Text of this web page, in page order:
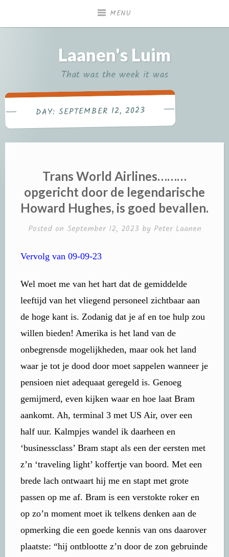
MENU
Laanen's Luim
That was the week it was
DAY:SEPTEMBER 12, 2023
Trans World Airlines………
opgericht door de legendarische
Howard Hughes, is goed bevallen.
Posted on September 12, 2023 by Peter Laanen
Vervolg van 09-09-23
Wel moet me van het hart dat de gemiddelde
leeftijd van het vliegend personeel zichtbaar aan
de hoge kant is. Zodanig dat je af en toe hulp zou
willen bieden! Amerika is het land van de
onbegrensde mogelijkheden, maar ook het land
waar je tot je dood door moet sappelen wanneer je
pensioen niet adequaat geregeld is. Genoeg
gemijmerd, even kijken waar en hoe laat Bram
aankomt. Ah, terminal 3 met US Air, over een
half uur. Kalmpjes wandel ik daarheen en
‘businessclass’ Bram stapt als een der eersten met
z’n ‘traveling light’ koffertje van boord. Met een
brede lach ontwaart hij me en stapt met grote
passen op me af. Bram is een verstokte roker en
op zo’n moment moet ik telkens denken aan de
opmerking die een goede kennis van ons daarover
plaatste: “hij ontblootte z’n door de zon gebruinde